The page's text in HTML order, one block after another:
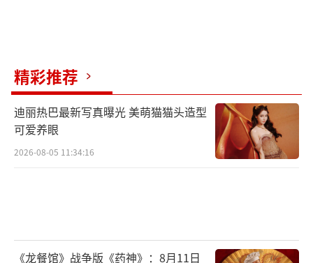
精彩推荐
迪丽热巴最新写真曝光 美萌猫猫头造型
可爱养眼
2026-08-05 11:34:16
《龙餐馆》战争版《药神》：8月11日